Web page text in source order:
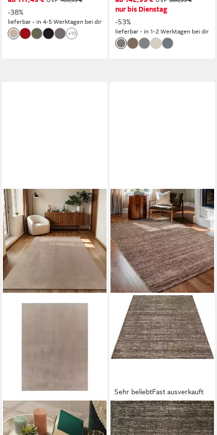
Teppich, Kundenliebling
-38%
lieferbar - in 4-5 Werktagen bei dir
+10
nur bis Dienstag
-53%
lieferbar - in 1-2 Werktagen bei dir
TARACARPET
Teppich Supersoft
Kurzflorteppich Fiona Uni,
Sehr beliebtFast ausverkauft
SANAT
Teppich Oslo, auch als Läufer
und in Rund, rechteckig,